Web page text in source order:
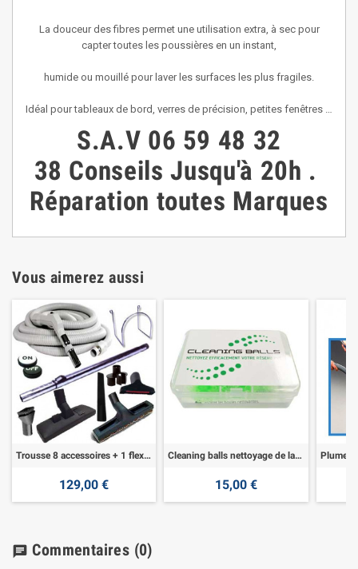
La douceur des fibres permet une utilisation extra, à sec pour
capter toutes les poussières en un instant,
humide ou mouillé pour laver les surfaces les plus fragiles.
Idéal pour tableaux de bord, verres de précision, petites fenêtres …
S.A.V 06 59 48 32
38 ConseilsJusqu'à 20h .
Réparation toutes Marques
Vous aimerez aussi
Trousse 8 accessoires + 1 flexible 9,10 m
129,00 €
Cleaning balls nettoyage de la tuyauterie pvc
15,00 €
chat Commentaires (0)